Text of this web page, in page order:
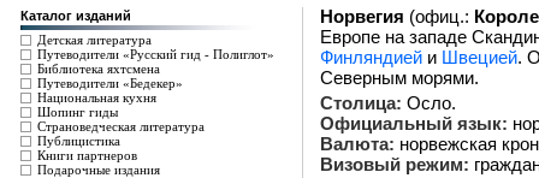
Каталог изданий
Детская литература
Путеводители «Русский гид - Полиглот»
Библиотека яхтсмена
Путеводители «Бедекер»
Национальная кухня
Шопинг гиды
Страноведческая литература
Публицистика
Книги партнеров
Подарочные издания
Норвегия (офиц.:
Европе на западе
Финляндиейи Швецией.
Северным морями.
Столица: Осло.
Официальный язык:
Валюта: норвежская
Визовый режим: